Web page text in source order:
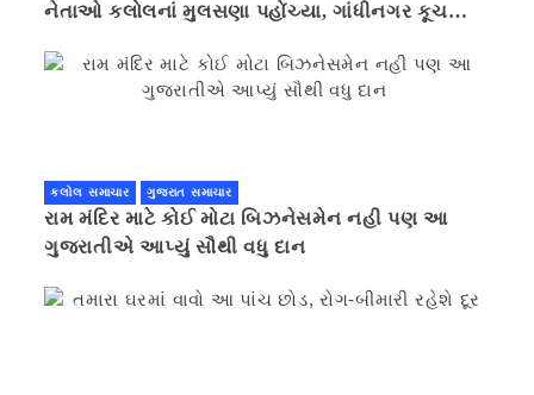
નેતાઓ કલોલનાં મુલસણા પહોંચ્યા, ગાંધીનગર કૂચ
કલોલ સમાચાર ગુજરાત સમાચાર
રામ મંદિર માટે કોઈ મોટા બિઝનેસમેન નહી પણ આ
ગુજરાતીએ આપ્યું સૌથી વધુ દાન